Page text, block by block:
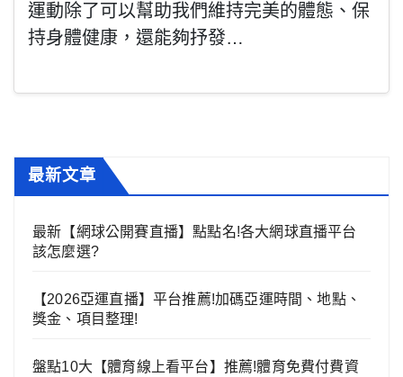
運動除了可以幫助我們維持完美的體態、保
持身體健康，還能夠抒發…
最新文章
最新【網球公開賽直播】點點名!各大網球直播平台
該怎麼選?
【2026亞運直播】平台推薦!加碼亞運時間、地點、
獎金、項目整理!
盤點10大【體育線上看平台】推薦!體育免費付費資